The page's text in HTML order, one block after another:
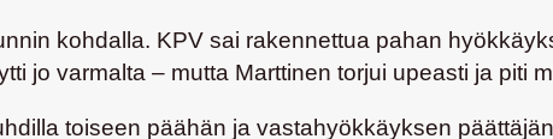
kohdalla. KPV sai rakennettua pahan
jo varmalta – mutta Marttinen torjui upeasti ja piti
toiseen päähän ja vastahyökkäyksen